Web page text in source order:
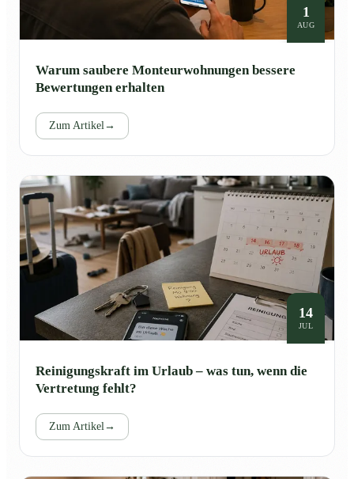
1
AUG
Warum saubere Monteurwohnungen bessere
Bewertungen erhalten
Zum Artikel →
14
JUL
Reinigungskraft im Urlaub – was tun, wenn die
Vertretung fehlt?
Zum Artikel →